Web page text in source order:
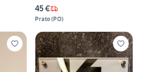
45 €
Prato(PO)